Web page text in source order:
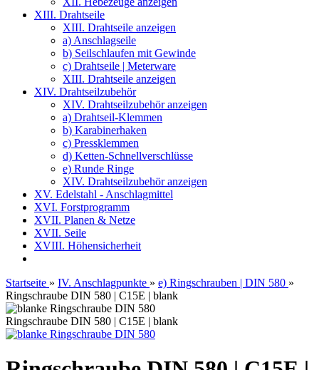
XIII. Drahtseile
XIII. Drahtseile anzeigen
a) Anschlagseile
b) Seilschlaufen mit Gewinde
c) Drahtseile | Meterware
XIII. Drahtseile anzeigen
XIV. Drahtseilzubehör
XIV. Drahtseilzubehör anzeigen
a) Drahtseil-Klemmen
b) Karabinerhaken
c) Pressklemmen
d) Ketten-Schnellverschlüsse
e) Runde Ringe
XIV. Drahtseilzubehör anzeigen
XV. Edelstahl - Anschlagmittel
XVI. Forstprogramm
XVII. Planen & Netze
XVII. Seile
XVIII. Höhensicherheit
Startseite » IV. Anschlagpunkte » e) Ringschrauben | DIN 580 »
Ringschraube DIN 580 | C15E | blank
Ringschraube DIN 580 | C15E | blank